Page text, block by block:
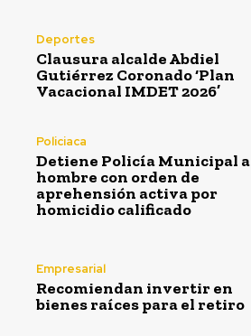
Deportes
Clausura alcalde Abdiel
Gutiérrez Coronado ‘Plan
Vacacional IMDET 2026’
Policiaca
Detiene Policía Municipal a
hombre con orden de
aprehensión activa por
homicidio calificado
Empresarial
Recomiendan invertir en
bienes raíces para el retiro